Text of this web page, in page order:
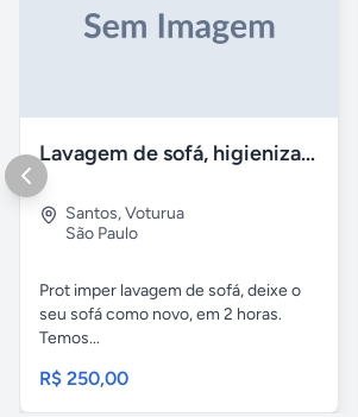
Lavagem de sofá, higienização sofá, Impermeabilização
Santos,Voturua
São Paulo
Prot imper lavagem de sofá, deixe o
seu sofá como novo, em 2 horas.
Temos...
R$ 250,00